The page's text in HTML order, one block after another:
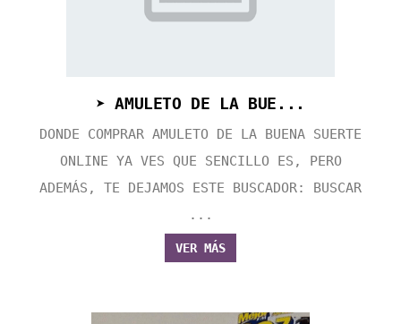
➤ AMULETO DE LA BUE...
DONDE COMPRAR AMULETO DE LA BUENA SUERTE
ONLINE YA VES QUE SENCILLO ES, PERO
ADEMÁS, TE DEJAMOS ESTE BUSCADOR: BUSCAR
...
VER MÁS